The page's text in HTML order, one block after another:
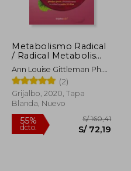
Metabolismo Radical
/ Radical Metabolism
(Spanish Edition)
Ann Louise Gittleman Ph.D.
Cns
(2)
Grijalbo, 2020, Tapa
Blanda, Nuevo